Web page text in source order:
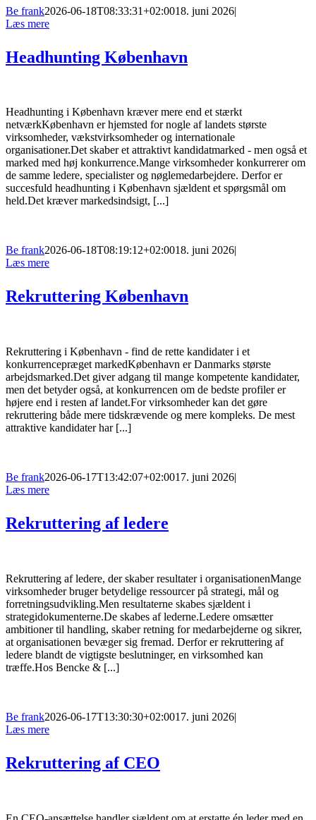
Be frank2026-06-18T08:33:31+02:0018. juni 2026|
Læs mere
Headhunting København
Headhunting i København kræver mere end et stærkt
netværkKøbenhavn er hjemsted for nogle af landets største
virksomheder, vækstvirksomheder og internationale
organisationer.Det skaber et attraktivt kandidatmarked - men også et
marked med høj konkurrence.Mange virksomheder konkurrerer om
de samme ledere, specialister og nøglemedarbejdere. Derfor er
succesfuld headhunting i København sjældent et spørgsmål om
held.Det kræver markedsindsigt, [...]
Be frank2026-06-18T08:19:12+02:0018. juni 2026|
Læs mere
Rekruttering København
Rekruttering i København - find de rette kandidater i et
konkurrencepræget markedKøbenhavn er Danmarks største
arbejdsmarked.Det giver adgang til mange kompetente kandidater,
men det betyder også, at konkurrencen om de bedste profiler er
højere end i resten af landet.For virksomheder kan det gøre
rekruttering både mere tidskrævende og mere kompleks. De mest
attraktive kandidater har [...]
Be frank2026-06-17T13:42:07+02:0017. juni 2026|
Læs mere
Rekruttering af ledere
Rekruttering af ledere, der skaber resultater i organisationenMange
virksomheder bruger betydelige ressourcer på strategi, mål og
forretningsudvikling.Men resultaterne skabes sjældent i
strategidokumenterne.De skabes af lederne.Ledere omsætter
ambitioner til handling, skaber retning for medarbejderne og sikrer,
at organisationen bevæger sig fremad. Derfor er rekruttering af
ledere blandt de vigtigste beslutninger, en virksomhed kan
træffe.Hos Bencke & [...]
Be frank2026-06-17T13:30:30+02:0017. juni 2026|
Læs mere
Rekruttering af CEO